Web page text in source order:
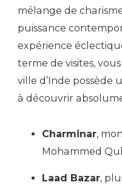
mélange de
puissance
expérience
terme de visites,
ville d’Inde possède
à découvrir
Charminar,
Mohammed
Laad Bazar,